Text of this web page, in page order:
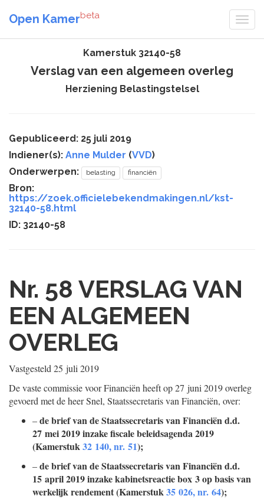
Open Kamerbeta
Kamerstuk 32140-58
Verslag van een algemeen overleg
Herziening Belastingstelsel
Gepubliceerd: 25 juli 2019
Indiener(s): Anne Mulder (VVD)
Onderwerpen:
belasting financiën
Bron:
https://zoek.officielebekendmakingen.nl/kst-
32140-58.html
ID: 32140-58
Nr. 58 VERSLAG VAN
EEN ALGEMEEN
OVERLEG
Vastgesteld 25 juli 2019
De vaste commissie voor Financiën heeft op 27 juni 2019 overleg
gevoerd met de heer Snel, Staatssecretaris van Financiën, over:
–de brief van de Staatssecretaris van Financiën d.d.
27 mei 2019 inzake fiscale beleidsagenda 2019
(Kamerstuk32 140, nr. 51);
–de brief van de Staatssecretaris van Financiën d.d.
15 april 2019 inzake kabinetsreactie box 3 op basis van
werkelijk rendement (Kamerstuk35 026, nr. 64);